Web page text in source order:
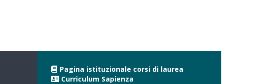
Pagina istituzionale corsi di laurea
Curriculum Sapienza